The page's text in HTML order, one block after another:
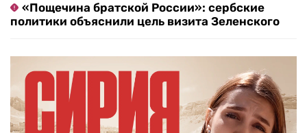
«Пощечина братской России»: сербские
политики объяснили цель визита Зеленского